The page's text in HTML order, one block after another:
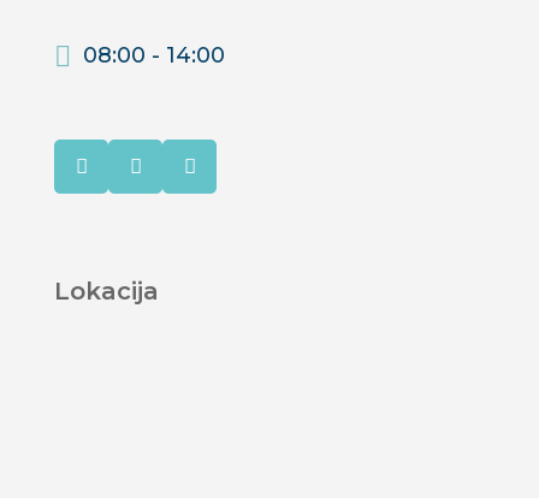
08:00 - 14:00
  
Lokacija